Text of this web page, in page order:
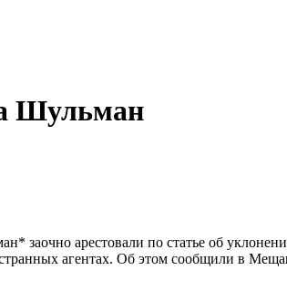
Шульман
заочно арестовали по статье об
агентах. Об этом сообщили в